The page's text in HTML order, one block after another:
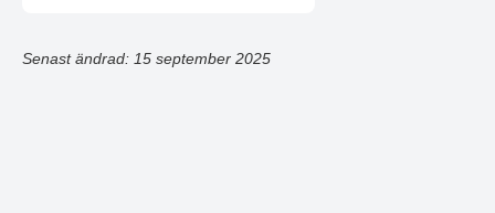
Senast ändrad: 15 september 2025